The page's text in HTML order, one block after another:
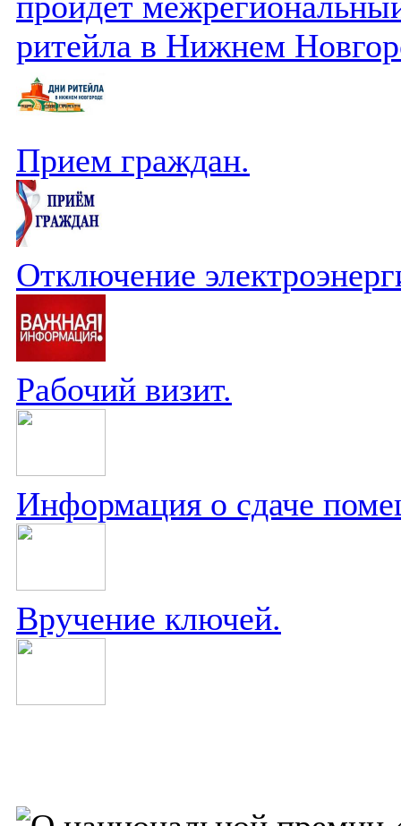
ритейла в Нижнем
Прием граждан.
Отключение
Рабочий визит.
Информация о сдаче
Вручение ключей.